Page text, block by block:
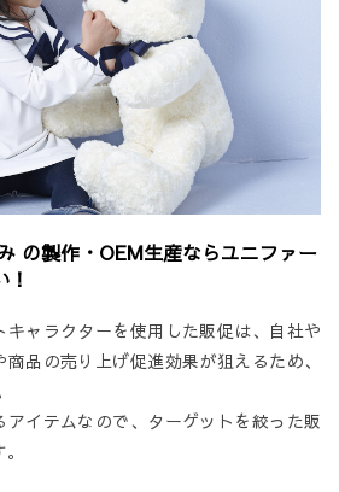
の製作・OEM生産ならユニファー
ャラクターを使用した販促は、自社や
品の売り上げ促進効果が狙えるため、
イテムなので、ターゲットを絞った販